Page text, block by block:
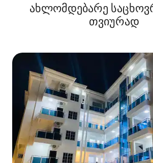
ახლომდებარე
თვიურად